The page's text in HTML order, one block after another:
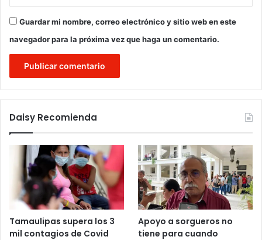
Guardar mi nombre, correo electrónico y sitio web en este
navegador para la próxima vez que haga un comentario.
Daisy Recomienda
Tamaulipas supera los 3
mil contagios de Covid
Apoyo a sorgueros no
tiene para cuando